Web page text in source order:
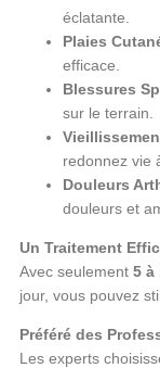
éclatante.
Plaies
efficace.
Blessures
sur le terrain.
redonnez vie
Douleurs
douleurs et
Un Traitement
Avec seulement 5 à
jour, vous pouvez
Préféré des
Les experts